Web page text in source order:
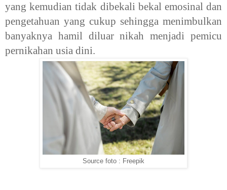
yang kemudian tidak dibekali bekal emosinal dan
pengetahuan yang cukup sehingga menimbulkan
banyaknya hamil diluar nikah menjadi pemicu
pernikahan usia dini.
Source foto : Freepik